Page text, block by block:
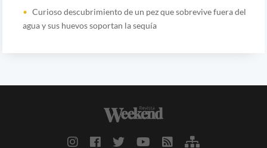
Curioso descubrimiento de un pez que sobrevive fuera del
agua y sus huevos soportan la sequía